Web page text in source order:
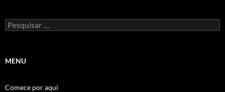
Pesquisar
por:
MENU
Comece por aqui